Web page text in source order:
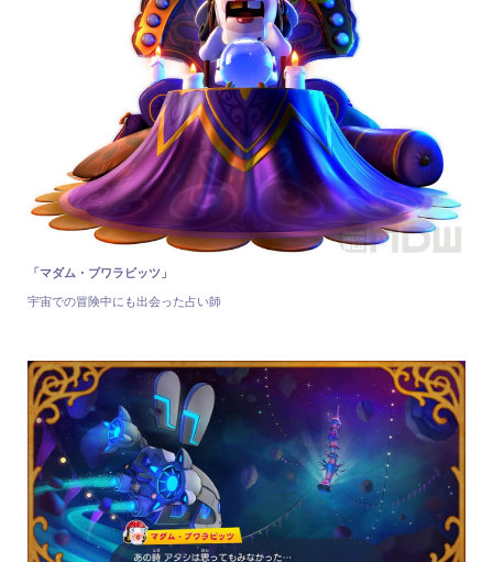
「マダム・ブワラビッツ」
宇宙での冒険中にも出会った占い師